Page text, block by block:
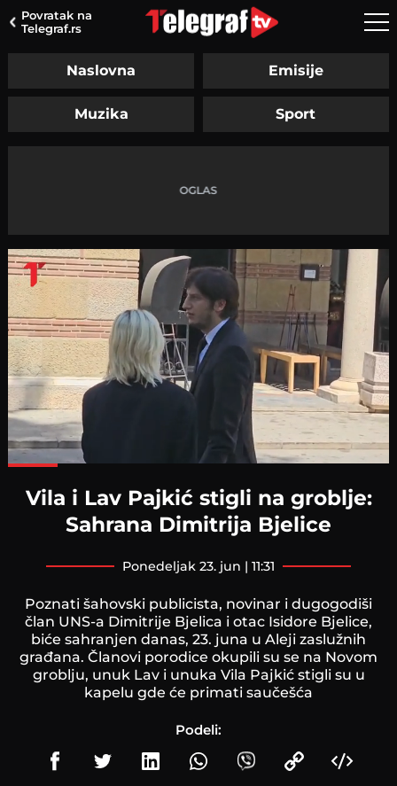
Povratak na
Telegraf.rs
Naslovna Emisije
Muzika Sport
Vila i Lav Pajkić stigli na groblje:
Sahrana Dimitrija Bjelice
ponedeljak 23. jun | 11:31
Poznati šahovski publicista, novinar i dugogodiši
član UNS-a Dimitrije Bjelica i otac Isidore Bjelice,
biće sahranjen danas, 23. juna u Aleji zaslužnih
građana. Članovi porodice okupili su se na Novom
groblju, unuk Lav i unuka Vila Pajkić stigli su u
kapelu gde će primati saučešća
Podeli: